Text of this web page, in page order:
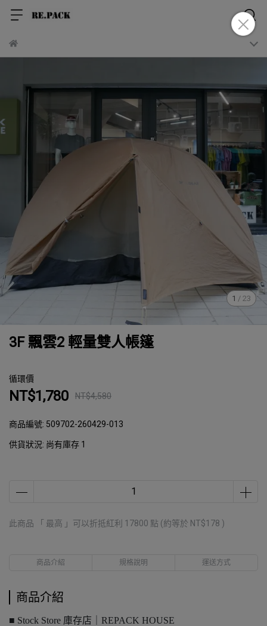
1 /23
3F 飄雲2 輕量雙人帳篷
循環價
NT$1,780 NT$4,580
商品編號: 509702-260429-013
供貨狀況: 尚有庫存 1
此商品 「 最高 」可以折抵紅利 17800 點 (約等於 NT$178 )
商品介紹 規格說明 運送方式
商品介紹
■ Stock Store 庫存店｜REPACK HOUSE